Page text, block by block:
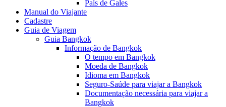
País de Gales
Manual do Viajante
Cadastre
Guia de Viagem
Guia Bangkok
Informação de Bangkok
O tempo em Bangkok
Moeda de Bangkok
Idioma em Bangkok
Seguro-Saúde para viajar a Bangkok
Documentação necessária para viajar a
Bangkok